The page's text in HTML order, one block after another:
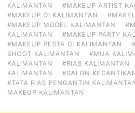
KALIMANTAN
#MAKEUP ARTIST
#MAKEUP DI KALIMANTAN
#MAKEUP MODEL KALIMANTAN
KALIMANTAN
#MAKEUP PARTY
#MAKEUP PESTA DI KALIMANTAN
SHOOT KALIMANTAN
#MUA
KALIMANTAN
#RIAS KALIMANTAN
KALIMANTAN
#SALON
#TATA RIAS PENGANTIN
MAKEUP KALIMANTAN